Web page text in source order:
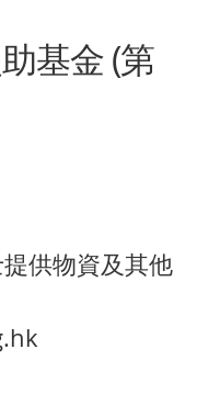
基金 (第
供物資及其他